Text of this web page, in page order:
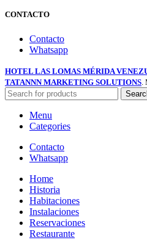
CONTACTO
Contacto
Whatsapp
HOTEL LAS LOMAS MÉRIDA
TATANNN MARKETING SOLUTIONS
Menu
Categories
Contacto
Whatsapp
Home
Historia
Habitaciones
Instalaciones
Reservaciones
Restaurante